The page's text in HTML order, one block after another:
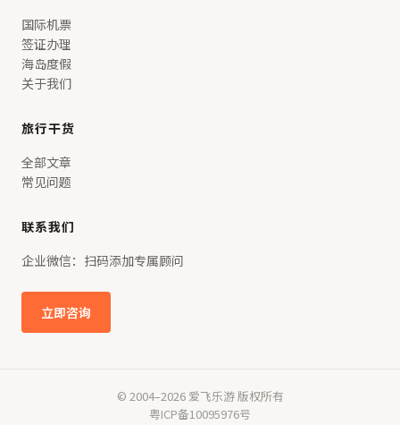
国际机票
签证办理
海岛度假
关于我们
旅行干货
全部文章
常见问题
联系我们
企业微信：扫码添加专属顾问
立即咨询
© 2004–2026 爱飞乐游 版权所有
粤ICP备10095976号